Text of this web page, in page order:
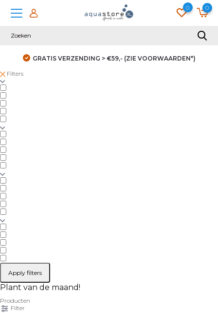
0 0
GRATIS VERZENDING > €59,- (ZIE VOORWAARDEN*)
Filters
Apply filters
Plant van de maand!
Producten
Filter